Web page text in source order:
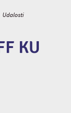
Udalosti
KU